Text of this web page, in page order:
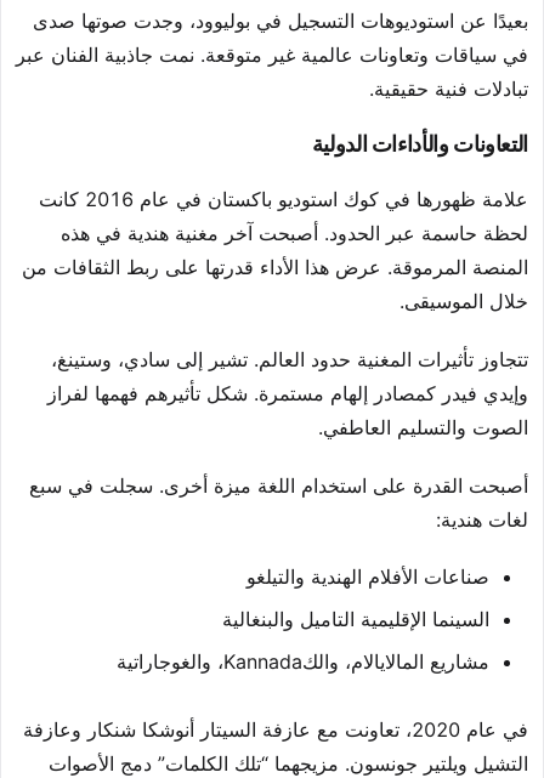
بعيدًا عن استوديوهات التسجيل في بوليوود، وجدت صوتها صدى
في سياقات وتعاونات عالمية غير متوقعة. نمت جاذبية الفنان عبر
تبادلات فنية حقيقية.
التعاونات والأداءات الدولية
علامة ظهورها في كوك استوديو باكستان في عام 2016 كانت
لحظة حاسمة عبر الحدود. أصبحت آخر مغنية هندية في هذه
المنصة المرموقة. عرض هذا الأداء قدرتها على ربط الثقافات من
خلال الموسيقى.
تتجاوز تأثيرات المغنية حدود العالم. تشير إلى سادي، وستينغ،
وإيدي فيدر كمصادر إلهام مستمرة. شكل تأثيرهم فهمها لفراز
الصوت والتسليم العاطفي.
أصبحت القدرة على استخدام اللغة ميزة أخرى. سجلت في سبع
لغات هندية:
صناعات الأفلام الهندية والتيلغو
السينما الإقليمية التاميل والبنغالية
مشاريع المالايالام، والكKannada، والغوجاراتية
في عام 2020، تعاونت مع عازفة السيتار أنوشكا شنكار وعازفة
التشيل ويلتير جونسون. مزيجهما “تلك الكلمات” دمج الأصوات